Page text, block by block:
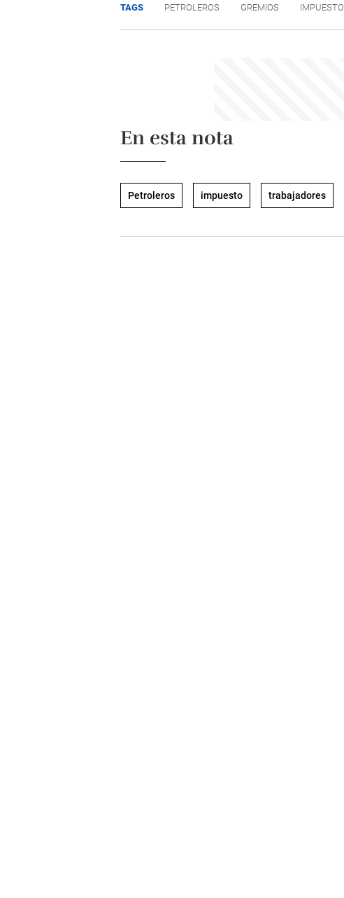
TAGS PETROLEROS GREMIOS IMPUESTO
En esta nota
Petroleros impuesto trabajadores